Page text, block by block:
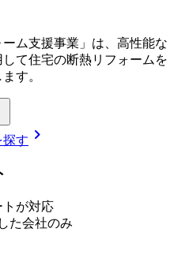
ーム支援事業」は、高性能な
て住宅の断熱リフォームを
す。
す chevron_right
トが対応
た会社のみ